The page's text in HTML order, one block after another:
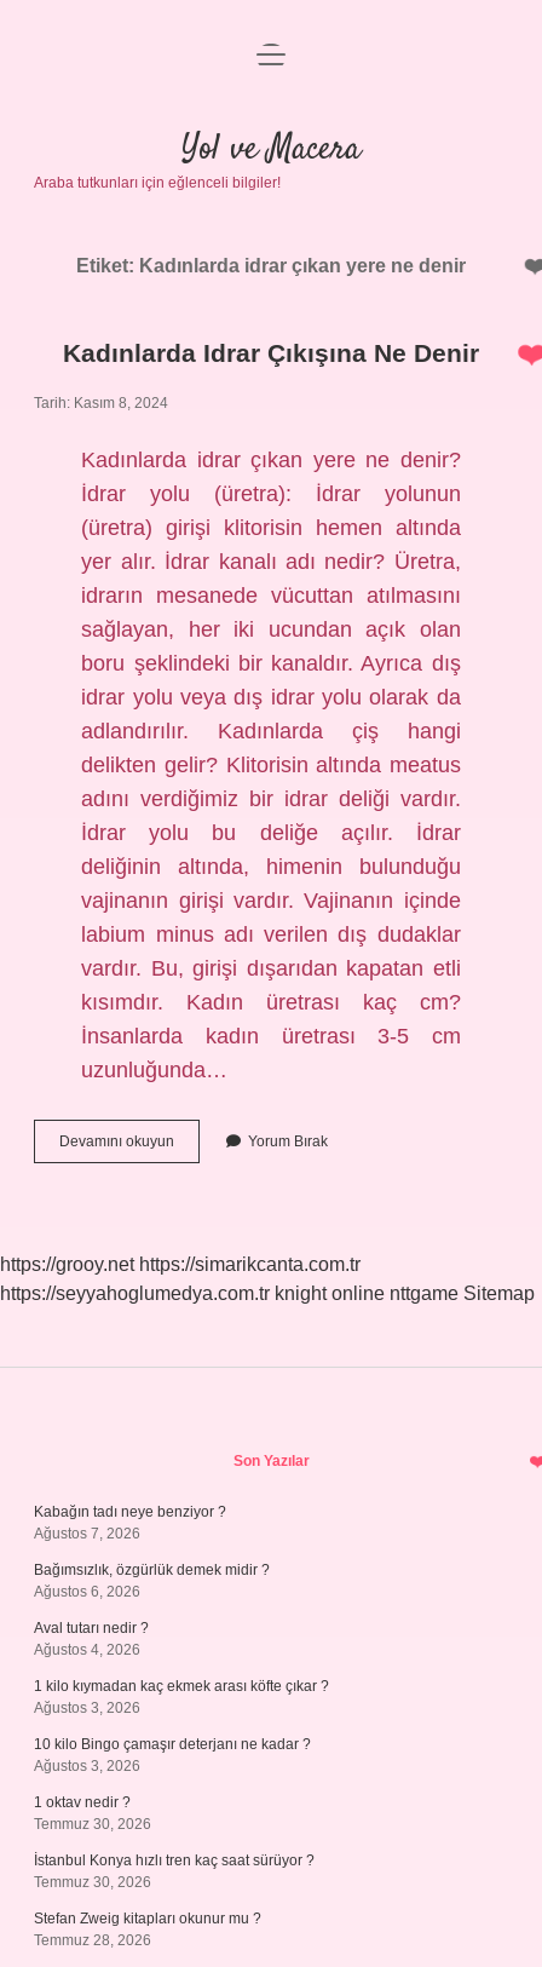
Anasayfa
Gizlilik Politikası
Yasal Uyarı
menüyü
Yol ve Macera
Araba tutkunları için eğlenceli bilgiler!
Etiket: Kadınlarda idrar çıkan yere ne denir
Kadınlarda Idrar Çıkışına Ne Denir
Tarih: Kasım 8, 2024
Kadınlarda idrar çıkan yere ne denir?
İdrar yolu (üretra): İdrar yolunun
(üretra) girişi klitorisin hemen altında
yer alır. İdrar kanalı adı nedir? Üretra,
idrarın mesanede vücuttan atılmasını
sağlayan, her iki ucundan açık olan
boru şeklindeki bir kanaldır. Ayrıca dış
idrar yolu veya dış idrar yolu olarak da
adlandırılır. Kadınlarda çiş hangi
delikten gelir? Klitorisin altında meatus
adını verdiğimiz bir idrar deliği vardır.
İdrar yolu bu deliğe açılır. İdrar
deliğinin altında, himenin bulunduğu
vajinanın girişi vardır. Vajinanın içinde
labium minus adı verilen dış dudaklar
vardır. Bu, girişi dışarıdan kapatan etli
kısımdır. Kadın üretrası kaç cm?
İnsanlarda kadın üretrası 3-5 cm
uzunluğunda…
Devamını okuyun Kadınlarda
Idrar
Yorum Bırak
https://grooy.net https://simarikcanta.com.tr
https://seyyahoglumedya.com.tr knight online nttgame Sitemap
Son Yazılar
Kabağın tadı neye benziyor ?
Ağustos 7, 2026
Bağımsızlık, özgürlük demek midir ?
Ağustos 6, 2026
Aval tutarı nedir ?
Ağustos 4, 2026
1 kilo kıymadan kaç ekmek arası köfte çıkar ?
Ağustos 3, 2026
10 kilo Bingo çamaşır deterjanı ne kadar ?
Ağustos 3, 2026
1 oktav nedir ?
Temmuz 30, 2026
İstanbul Konya hızlı tren kaç saat sürüyor ?
Temmuz 30, 2026
Stefan Zweig kitapları okunur mu ?
Temmuz 28, 2026